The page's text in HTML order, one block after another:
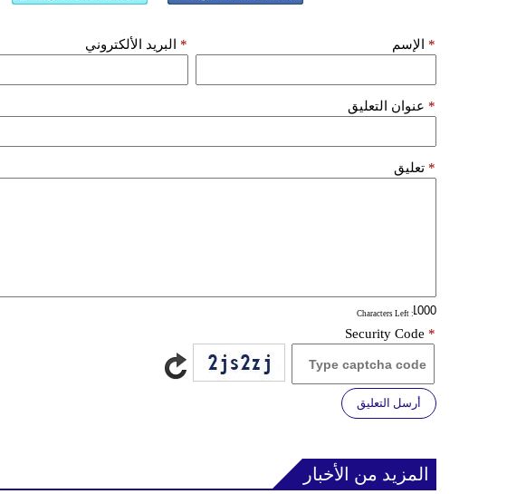
الإسم * البريد الألكتروني *
عنوان التعليق *
تعليق *
: Characters Left
Security Code *
أرسل التعليق
المزيد من الأخبار